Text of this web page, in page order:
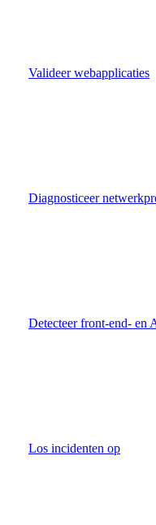
Valideer webapplicaties
Diagnosticeer
Detecteer front-end- en
Los incidenten op